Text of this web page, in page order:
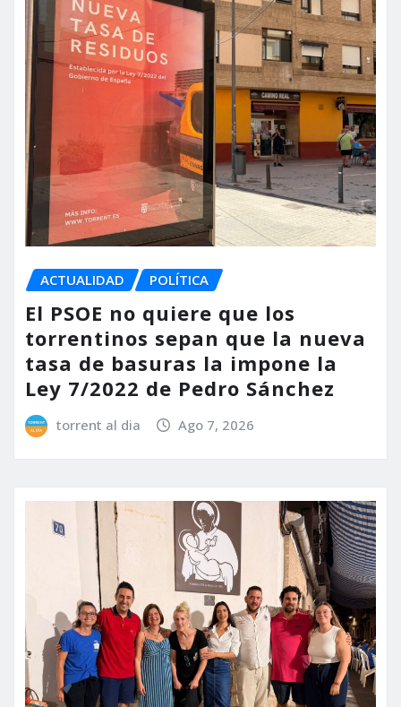
ACTUALIDAD POLÍTICA
El PSOE no quiere que los
torrentinos sepan que la nueva
tasa de basuras la impone la
Ley 7/2022 de Pedro Sánchez
torrent al dia Ago 7, 2026